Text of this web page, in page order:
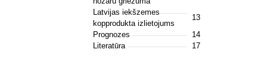
Latvijas iekšzemes
kopprodukta izlietojums
13
Prognozes
14
Literatūra
17